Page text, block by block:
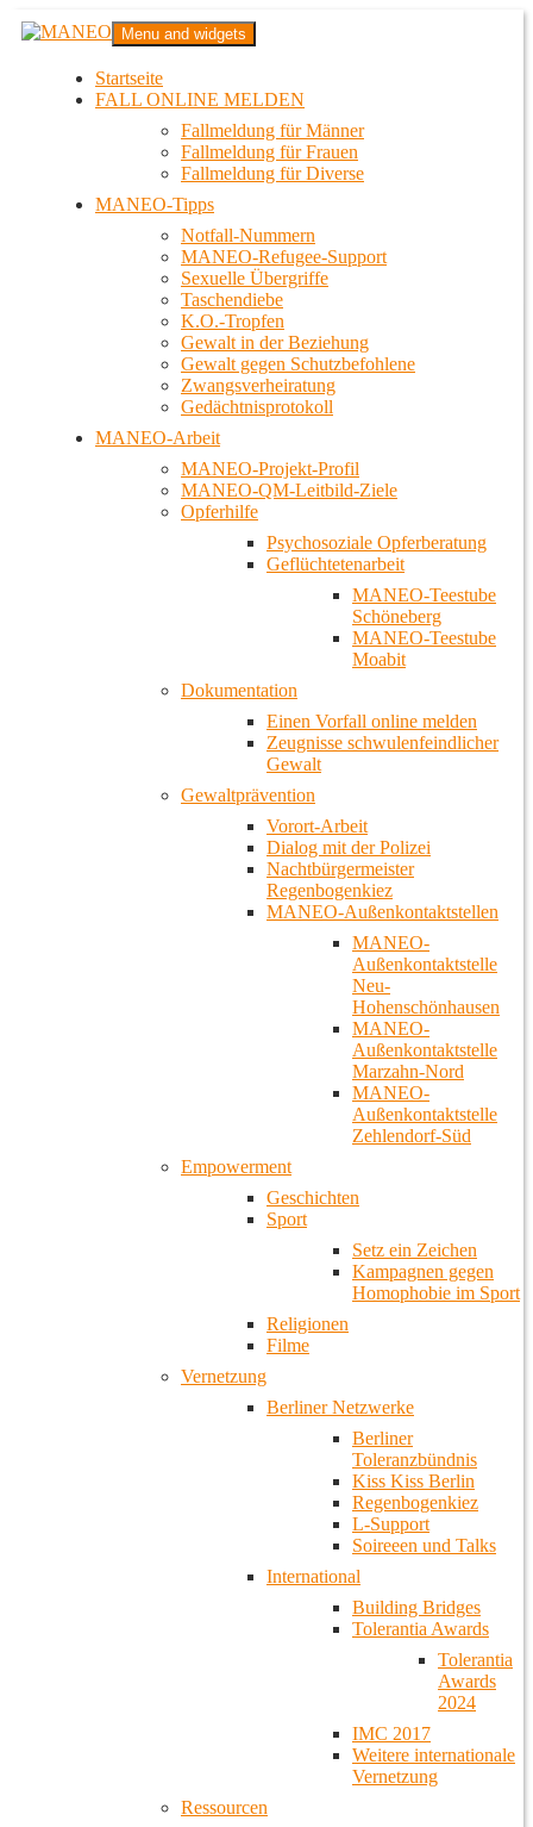
Zum
InhaltMANEO
Das schwule Anti-Gewalt-Projekt in Berlin
Menu and widgets
Startseite
FALL ONLINE MELDEN
Fallmeldung für Männer
Fallmeldung für Frauen
Fallmeldung für Diverse
MANEO-Tipps
Notfall-Nummern
MANEO-Refugee-Support
Sexuelle Übergriffe
Taschendiebe
K.O.-Tropfen
Gewalt in der Beziehung
Gewalt gegen Schutzbefohlene
Zwangsverheiratung
Gedächtnisprotokoll
MANEO-Arbeit
MANEO-Projekt-Profil
MANEO-QM-Leitbild-Ziele
Opferhilfe
Psychosoziale Opferberatung
Geflüchtetenarbeit
MANEO-Teestube
Schöneberg
MANEO-Teestube
Moabit
Dokumentation
Einen Vorfall online melden
Zeugnisse schwulenfeindlicher
Gewalt
Gewaltprävention
Vorort-Arbeit
Dialog mit der Polizei
Nachtbürgermeister
Regenbogenkiez
MANEO-Außenkontaktstellen
MANEO-
Außenkontaktstelle
Neu-
Hohenschönhausen
MANEO-
Außenkontaktstelle
Marzahn-Nord
MANEO-
Außenkontaktstelle
Zehlendorf-Süd
Empowerment
Geschichten
Sport
Setz ein Zeichen
Kampagnen gegen
Homophobie im Sport
Religionen
Filme
Vernetzung
Berliner Netzwerke
Berliner
Toleranzbündnis
Kiss Kiss Berlin
Regenbogenkiez
L-Support
Soireeen und Talks
International
Building Bridges
Tolerantia Awards
Tolerantia
Awards
2024
IMC 2017
Weitere internationale
Vernetzung
Ressourcen